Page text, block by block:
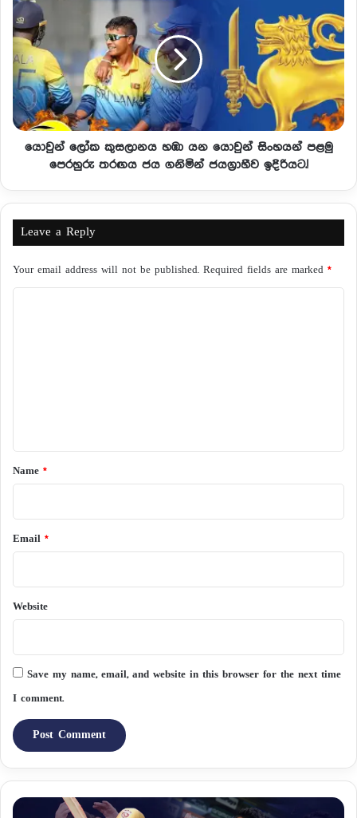
යොවුන් ලෝක කුසලානය හඹා යන යොවුන් සිංහයන් පළමු
පෙරහුරු තරඟය ජය ගනිමින් ජයග්‍රාහීව ඉදිරියට.!
Leave a Reply
Your email address will not be published. Required fields are marked *
*Name *
Email *
Website
Save my name, email, and website in this browser for the next time
I comment.